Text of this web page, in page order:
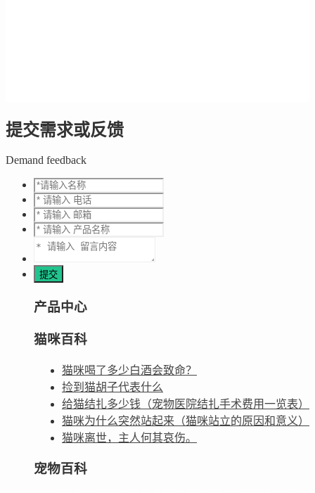
提交需求或反馈
Demand feedback
产品中心
猫咪百科
猫咪喝了多少白酒会致命？
捡到猫胡子代表什么
给猫结扎多少钱（宠物医院结扎手术费用一览表）
猫咪为什么突然站起来（猫咪站立的原因和意义）
猫咪离世，主人何其哀伤。
宠物百科